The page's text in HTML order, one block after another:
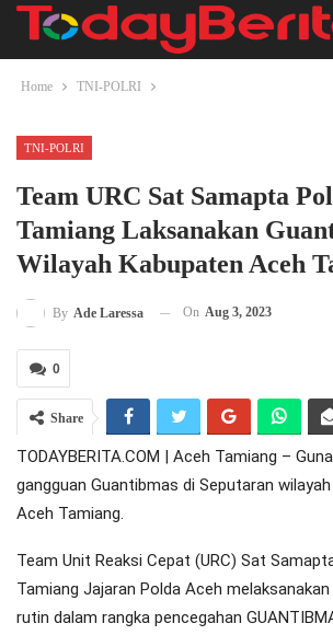
Home TNI-POLRI
TNI-POLRI
Team URC Sat Samapta
Tamiang Laksanakan
Wilayah Kabupaten Aceh
By Ade Laressa On Aug 3, 2023
0
Share
TODAYBERITA.COM | Aceh Tamiang –
gangguan Guantibmas di Seputaran
Aceh Tamiang.
Team Unit Reaksi Cepat (URC) Sat
Tamiang Jajaran Polda Aceh
rutin dalam rangka pencegahan